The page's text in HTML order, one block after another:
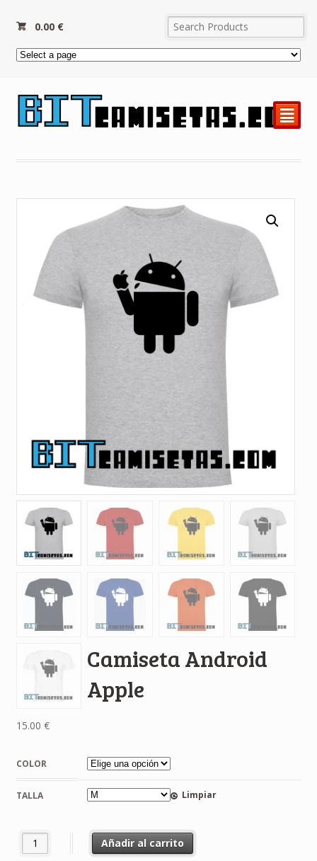
0.00 €
²
Camiseta Android
Apple
15.00 €
COLOR
TALLA Limpiar
Camiseta Android Apple cantidad
Añadir al carrito